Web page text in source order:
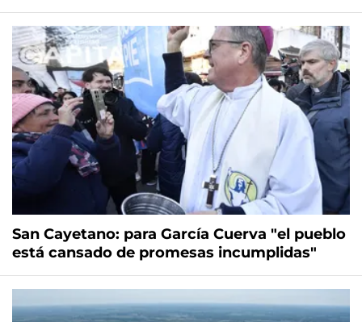
San Cayetano: para García Cuerva "el pueblo
está cansado de promesas incumplidas"